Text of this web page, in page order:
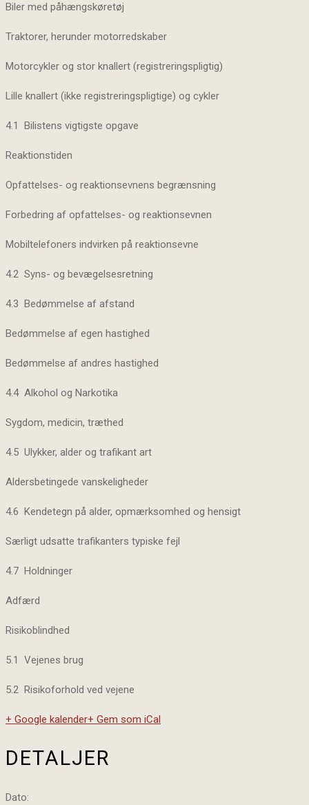
Biler med påhængskøretøj
Traktorer, herunder motorredskaber
Motorcykler og stor knallert (registreringspligtig)
Lille knallert (ikke registreringspligtige) og cykler
4.1 Bilistens vigtigste opgave
Reaktionstiden
Opfattelses- og reaktionsevnens begrænsning
Forbedring af opfattelses- og reaktionsevnen
Mobiltelefoners indvirken på reaktionsevne
4.2 Syns- og bevægelsesretning
4.3 Bedømmelse af afstand
Bedømmelse af egen hastighed
Bedømmelse af andres hastighed
4.4 Alkohol og Narkotika
Sygdom, medicin, træthed
4.5 Ulykker, alder og trafikant art
Aldersbetingede vanskeligheder
4.6 Kendetegn på alder, opmærksomhed og hensigt
Særligt udsatte trafikanters typiske fejl
4.7 Holdninger
Adfærd
Risikoblindhed
5.1 Vejenes brug
5.2 Risikoforhold ved vejene
+ Google kalender+ Gem som iCal
DETALJER
Dato: